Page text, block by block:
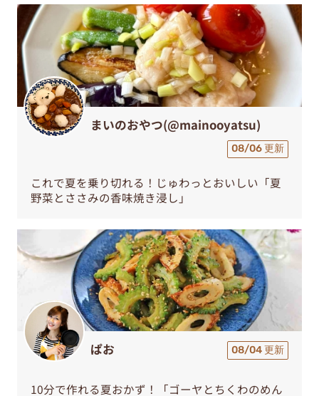
まいのおやつ(@mainooyatsu)
08/06 更新
これで夏を乗り切れる！じゅわっとおいしい「夏
野菜とささみの香味焼き浸し」
ぱお 08/04 更新
10分で作れる夏おかず！「ゴーヤとちくわのめん